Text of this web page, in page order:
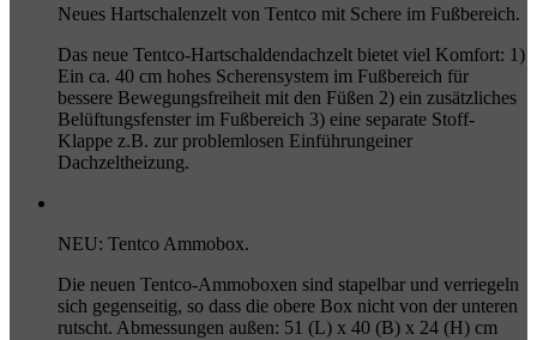
Neues Hartschalenzelt von Tentco mit Schere im Fußbereich.
Das neue Tentco-Hartschaldendachzelt bietet viel Komfort: 1)
Ein ca. 40 cm hohes Scherensystem im Fußbereich für
bessere Bewegungsfreiheit mit den Füßen 2) ein zusätzliches
Belüftungsfenster im Fußbereich 3) eine separate Stoff-
Klappe z.B. zur problemlosen Einführungeiner
Dachzeltheizung.
NEU: Tentco Ammobox.
Die neuen Tentco-Ammoboxen sind stapelbar und verriegeln
sich gegenseitig, so dass die obere Box nicht von der unteren
rutscht. Abmessungen außen: 51 (L) x 40 (B) x 24 (H) cm